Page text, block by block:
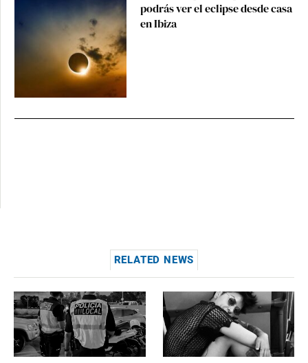
podrás ver el eclipse desde casa
en Ibiza
RELATED NEWS